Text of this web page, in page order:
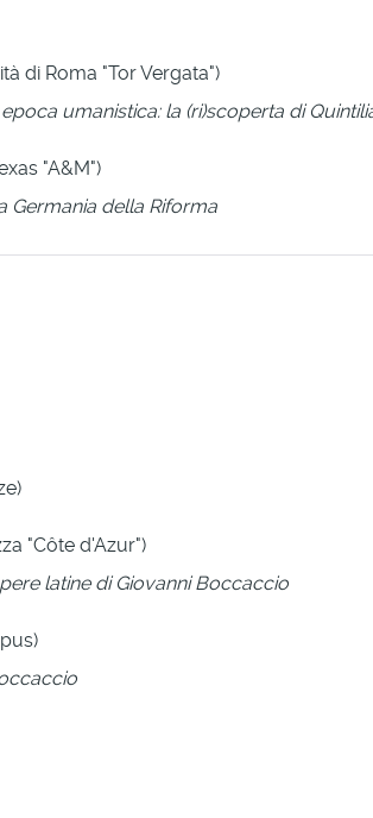
di Roma "Tor Vergata")
umanistica: la (ri)scoperta di
"A&M")
Germania della Riforma
"Côte d'Azur")
latine di Giovanni Boccaccio